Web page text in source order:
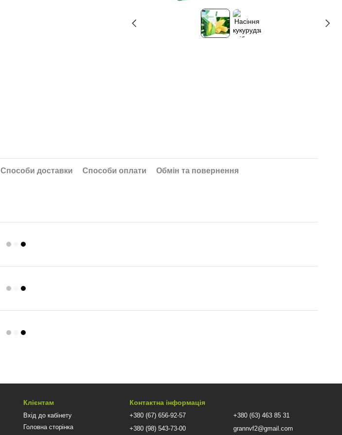
Способи доставки Способи оплати Обмін та повернення
Клієнтам
Вхід до кабінету
Головна сторінка
Контактна інформація
+380 (67) 656-92-57
+380 (98) 543-73-00
+380 (63) 463 85 31
grannvf2@gmail.com